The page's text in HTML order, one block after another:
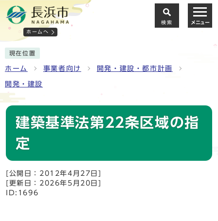
ホームへ
検索 メニュー
現在位置
ホーム 事業者向け 開発・建設・都市計画
開発・建設
建築基準法第22条区域の指
定
[公開日：2012年4月27日]
[更新日：2026年5月20日]
ID:1696